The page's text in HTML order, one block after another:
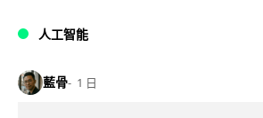
人工智能
藍骨 1 日